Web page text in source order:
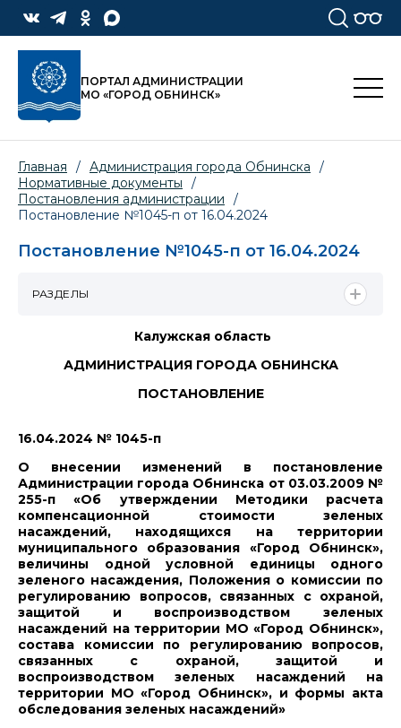
ПОРТАЛ АДМИНИСТРАЦИИ
МО «ГОРОД ОБНИНСК»
Главная / Администрация города Обнинска
/
Нормативные документы
/
Постановления администрации
/
Постановление №1045-п от 16.04.2024
Постановление №1045-п от 16.04.2024
Калужская область
АДМИНИСТРАЦИЯ ГОРОДА ОБНИНСКА
ПОСТАНОВЛЕНИЕ
16.04.2024 № 1045-п
О внесении изменений в постановление
Администрации города Обнинска от 03.03.2009 №
255-п «Об утверждении Методики расчета
компенсационной стоимости зеленых
насаждений, находящихся на территории
муниципального образования «Город Обнинск»,
величины одной условной единицы одного
зеленого насаждения, Положения о комиссии по
регулированию вопросов, связанных с охраной,
защитой и воспроизводством зеленых
насаждений на территории МО «Город Обнинск»,
состава комиссии по регулированию вопросов,
связанных с охраной, защитой и
воспроизводством зеленых насаждений на
территории МО «Город Обнинск», и формы акта
обследования зеленых насаждений»
РАЗДЕЛЫ